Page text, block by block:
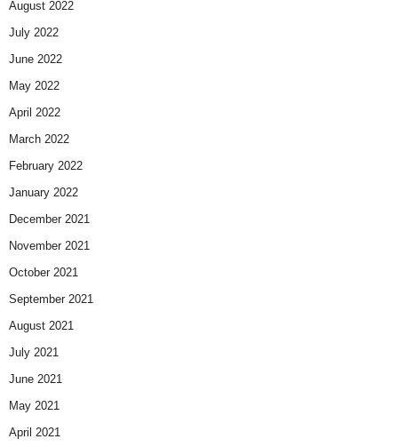
August 2022
July 2022
June 2022
May 2022
April 2022
March 2022
February 2022
January 2022
December 2021
November 2021
October 2021
September 2021
August 2021
July 2021
June 2021
May 2021
April 2021